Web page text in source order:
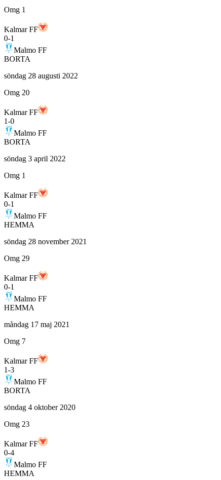
Omg 1
Kalmar FF
0-1
Malmo FF
BORTA
söndag 28 augusti 2022
Omg 20
Kalmar FF
1-0
Malmo FF
BORTA
söndag 3 april 2022
Omg 1
Kalmar FF
0-1
Malmo FF
HEMMA
söndag 28 november 2021
Omg 29
Kalmar FF
0-1
Malmo FF
HEMMA
måndag 17 maj 2021
Omg 7
Kalmar FF
1-3
Malmo FF
BORTA
söndag 4 oktober 2020
Omg 23
Kalmar FF
0-4
Malmo FF
HEMMA